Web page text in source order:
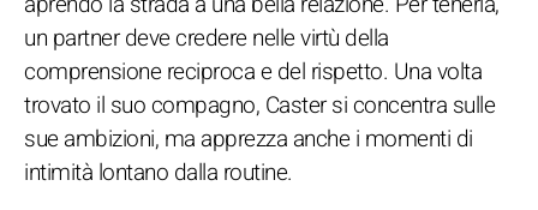
un partner deve credere nelle virtù della
comprensione reciproca e del rispetto. Una volta
trovato il suo compagno, Caster si concentra sulle
sue ambizioni, ma apprezza anche i momenti di
intimità lontano dalla routine.